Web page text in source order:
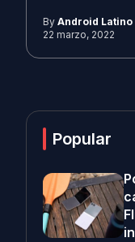
By Android Latino
22 marzo, 2022
Popular